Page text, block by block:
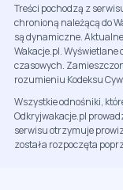
Treści pochodzą z
chronioną należącą do
są dynamiczne.
Wakacje.pl.
czasowych.
rozumieniu Kodeksu
Wszystkie odnośniki,
Odkryjwakacje.pl
serwisu otrzymuje
została rozpoczęta